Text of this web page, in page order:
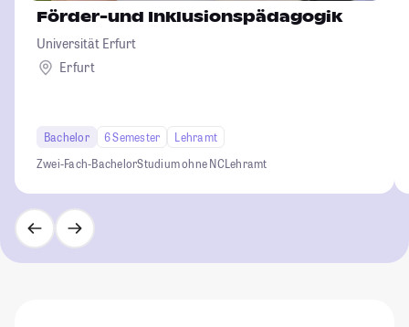
Förder-und Inklusionspädagogik
Universität Erfurt
Erfurt
Bachelor 6 Semester
Lehramt
Zwei-Fach-BachelorStudium ohne NCLehramt